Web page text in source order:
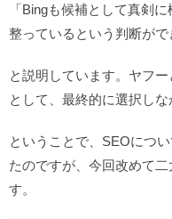
「Bingも候補として真剣
整っているという判断がで
と説明しています。ヤフ
として、最終的に選択しな
ということで、SEOにつ
たのですが、今回改めて
す。